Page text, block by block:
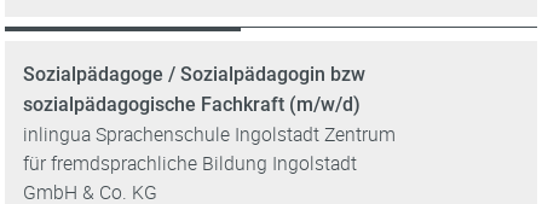
Sozialpädagoge / Sozialpädagogin bzw
sozialpädagogische Fachkraft (m/w/d)
inlingua Sprachenschule Ingolstadt Zentrum
für fremdsprachliche Bildung Ingolstadt
GmbH & Co. KG